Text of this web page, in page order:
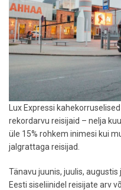
miljonit
reisijat
Lux Expressi
rekordarvu reisijaid – nelja
üle 15% rohkem inimesi kui
jalgrattaga reisijad.
Tänavu juunis, juulis,
Eesti siseliinidel reisijate arv